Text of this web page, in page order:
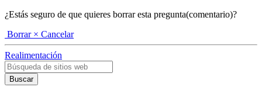
¿Estás seguro de que quieres borrar esta pregunta(comentario)?
Borrar × Cancelar
Realimentación